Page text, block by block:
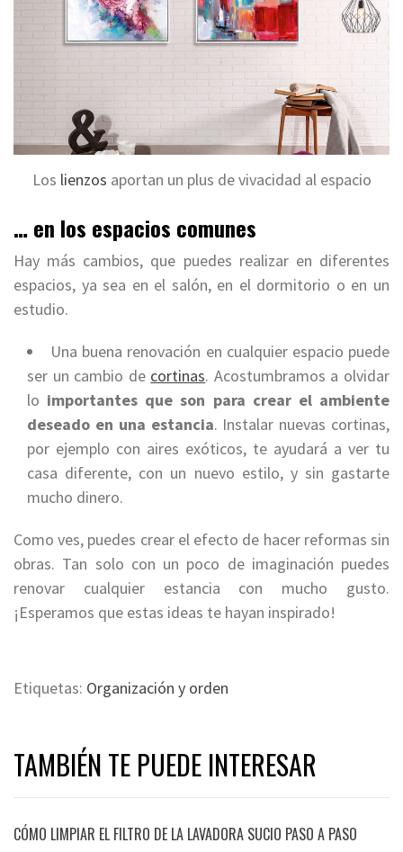
Los lienzos aportan un plus de vivacidad al espacio
… en los espacios comunes
Hay más cambios, que puedes realizar en diferentes
espacios, ya sea en el salón, en el dormitorio o en un
estudio.
Una buena renovación en cualquier espacio puede
ser un cambio de cortinas. Acostumbramos a olvidar
lo importantes que son para crear el ambiente
deseado en una estancia. Instalar nuevas cortinas,
por ejemplo con aires exóticos, te ayudará a ver tu
casa diferente, con un nuevo estilo, y sin gastarte
mucho dinero.
Como ves, puedes crear el efecto de hacer reformas sin
obras. Tan solo con un poco de imaginación puedes
renovar cualquier estancia con mucho gusto.
¡Esperamos que estas ideas te hayan inspirado!
Etiquetas: Organización y orden
TAMBIÉN TE PUEDE INTERESAR
CÓMO LIMPIAR EL FILTRO DE LA LAVADORA SUCIO PASO A PASO